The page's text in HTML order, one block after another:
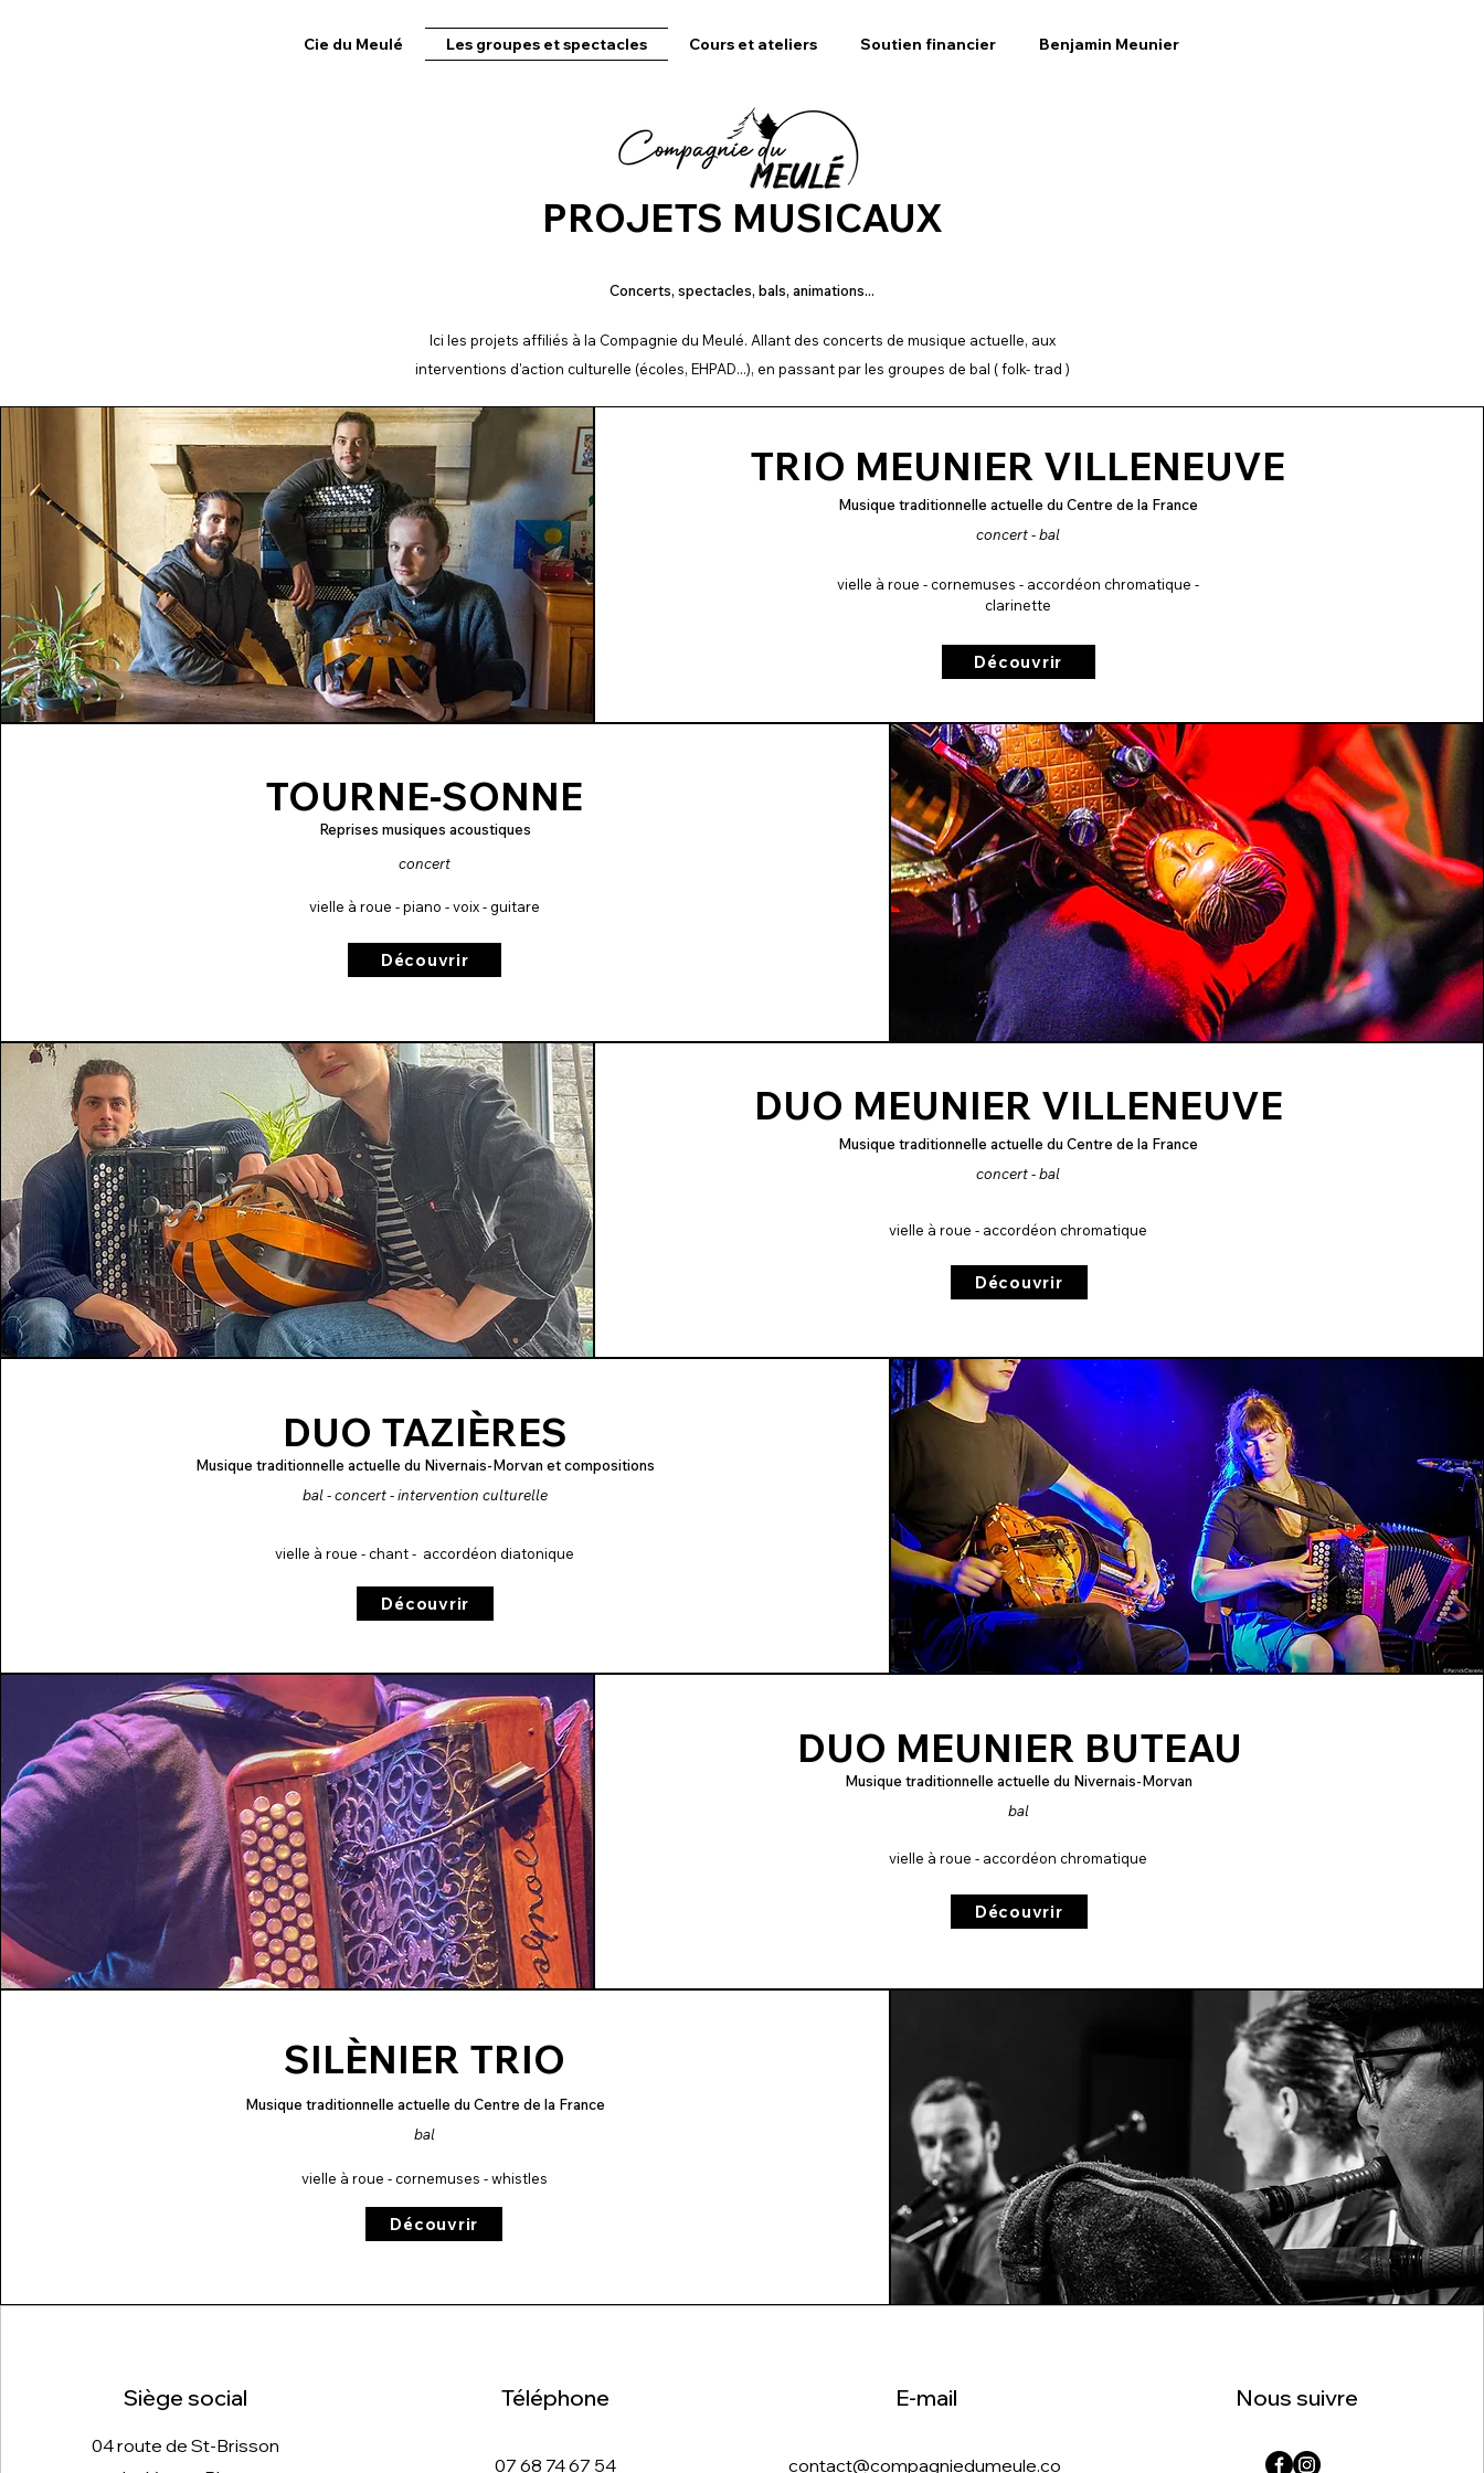
Cie du Meulé Les groupes et spectacles Cours et ateliers Soutien financier Benjamin Meunier
PROJETS MUSICAUX
Concerts, spectacles, bals, animations...
Ici les projets affiliés à la Compagnie du Meulé. Allant des concerts de musique actuelle, aux
interventions d'action culturelle (écoles, EHPAD...), en passant par les groupes de bal ( folk- trad )
TRIO MEUNIER VILLENEUVE
Musique traditionnelle actuelle du Centre de la France
concert - bal
vielle à roue - cornemuses - accordéon chromatique -
clarinette
Découvrir
TOURNE-SONNE
Reprises musiques acoustiques
concert
vielle à roue - piano - voix - guitare
Découvrir
DUO MEUNIER VILLENEUVE
Musique traditionnelle actuelle du Centre de la France
concert - bal
vielle à roue - accordéon chromatique
Découvrir
DUO TAZIÈRES
Musique traditionnelle actuelle du Nivernais-Morvan et compositions
bal - concert - intervention culturelle
vielle à roue - chant - accordéon diatonique
Découvrir
DUO MEUNIER BUTEAU
Musique traditionnelle actuelle du Nivernais-Morvan
bal
vielle à roue - accordéon chromatique
Découvrir
SILÈNIER TRIO
Musique traditionnelle actuelle du Centre de la France
bal
vielle à roue - cornemuses - whistles
Découvrir
Siège social
04 route de St-Brisson
Téléphone
07 68 74 67 54
E-mail
contact@compagniedumeule.co
Nous suivre